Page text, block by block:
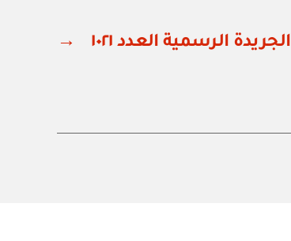
→ الجريدة الرسمية العدد ١٠٢١